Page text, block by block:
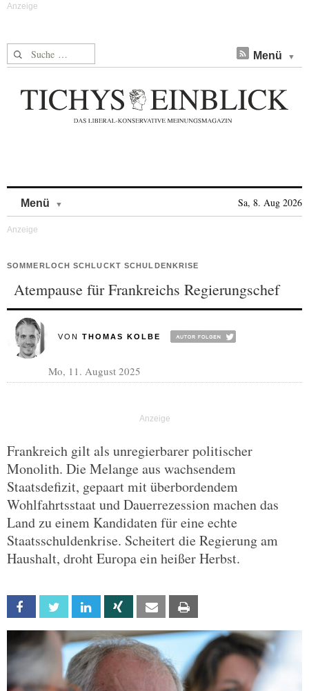
Suche nach: Menü
Menü Sa, 8. Aug 2026
SOMMERLOCH SCHLUCKT SCHULDENKRISE
Atempause für Frankreichs Regierungschef
VON THOMAS KOLBE
Mo, 11. August 2025
Frankreich gilt als unregierbarer politischer
Monolith. Die Melange aus wachsendem
Staatsdefizit, gepaart mit überbordendem
Wohlfahrtsstaat und Dauerrezession machen das
Land zu einem Kandidaten für eine echte
Staatsschuldenkrise. Scheitert die Regierung am
Haushalt, droht Europa ein heißer Herbst.
Facebook Twitter Linkedin Xing Email